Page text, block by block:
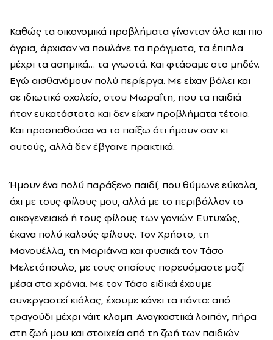
Καθώς τα οικονομικά προβλήματα γίνονταν όλο και πιο
άγρια, άρχισαν να πουλάνε τα πράγματα, τα έπιπλα
μέχρι τα ασημικά… τα γνωστά. Και φτάσαμε στο μηδέν.
Εγώ αισθανόμουν πολύ περίεργα. Με είχαν βάλει και
σε ιδιωτικό σχολείο, στου Μωραΐτη, που τα παιδιά
ήταν ευκατάστατα και δεν είχαν προβλήματα τέτοια.
Και προσπαθούσα να το παίξω ότι ήμουν σαν κι
αυτούς, αλλά δεν έβγαινε πρακτικά.
Ήμουν ένα πολύ παράξενο παιδί, που θύμωνε εύκολα,
όχι με τους φίλους μου, αλλά με το περιβάλλον το
οικογενειακό ή τους φίλους των γονιών. Ευτυχώς,
έκανα πολύ καλούς φίλους. Τον Χρήστο, τη
Μανουέλλα, τη Μαριάννα και φυσικά τον Τάσο
Μελετόπουλο, με τους οποίους πορευόμαστε μαζί
μέσα στα χρόνια. Με τον Τάσο ειδικά έχουμε
συνεργαστεί κιόλας, έχουμε κάνει τα πάντα: από
τραγούδι μέχρι νάιτ κλαμπ. Αναγκαστικά λοιπόν, πήρα
στη ζωή μου και στοιχεία από τη ζωή των παιδιών